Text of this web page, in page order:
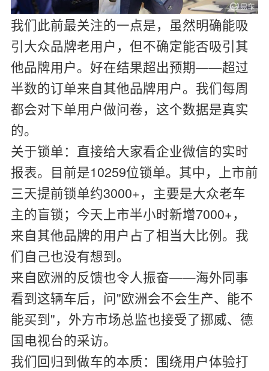
我们此前最关注的一点是，虽然明确能吸
引大众品牌老用户，但不确定能否吸引其
他品牌用户。好在结果超出预期——超过
半数的订单来自其他品牌用户。我们每周
都会对下单用户做问卷，这个数据是真实
的。
关于锁单：直接给大家看企业微信的实时
报表。目前是10259位锁单。其中，上市前
三天提前锁单约3000+，主要是大众老车
主的盲锁；今天上市半小时新增7000+，
来自其他品牌的用户占了相当大比例。我
们自己也没有想到。
来自欧洲的反馈也令人振奋——海外同事
看到这辆车后，问"欧洲会不会生产、能不
能买到"，外方市场总监也接受了挪威、德
国电视台的采访。
我们回归到做车的本质：围绕用户体验打